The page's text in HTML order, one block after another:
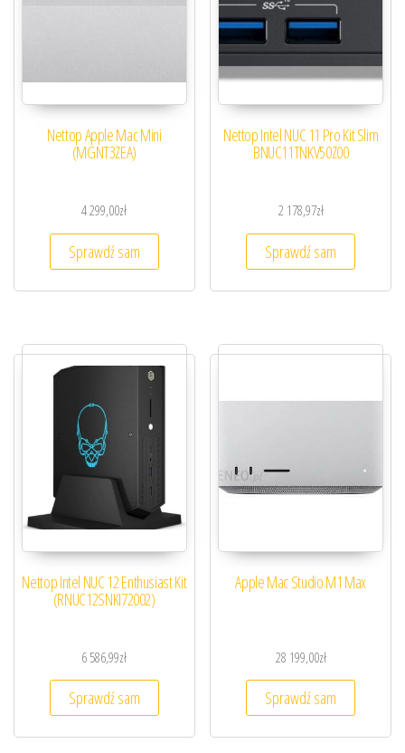
Nettop Apple Mac Mini
(MGNT3ZEA)
4 299,00zł
Sprawdź sam
Nettop Intel NUC 11 Pro Kit Slim
BNUC11TNKV50Z00
2 178,97zł
Sprawdź sam
Nettop Intel NUC 12 Enthusiast Kit
(RNUC12SNKI72002)
6 586,99zł
Sprawdź sam
Apple Mac Studio M1 Max
28 199,00zł
Sprawdź sam